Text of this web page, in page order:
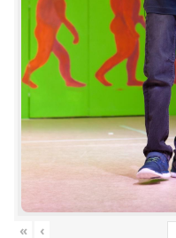
« ‹